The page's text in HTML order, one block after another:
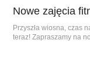
Nowe zajęcia
Przyszła wiosna, czas
teraz! Zapraszamy na